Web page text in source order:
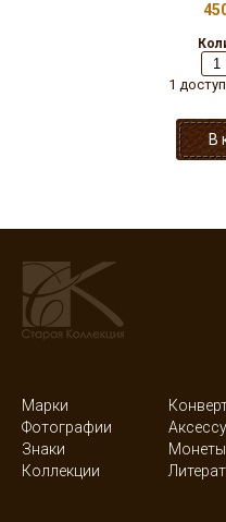
1
Марки
Фотографии
Знаки
Монеты
Коллекции